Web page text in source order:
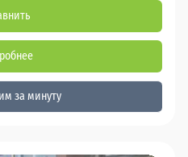
за минуту